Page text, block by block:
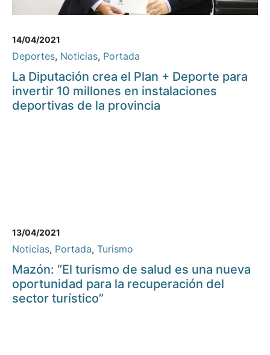
14/04/2021
Deportes, Noticias, Portada
La Diputación crea el Plan + Deporte para
invertir 10 millones en instalaciones
deportivas de la provincia
13/04/2021
Noticias, Portada, Turismo
Mazón: “El turismo de salud es una nueva
oportunidad para la recuperación del
sector turístico”